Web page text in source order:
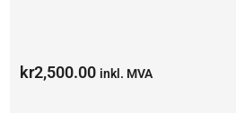
kr2,500.00 inkl. MVA